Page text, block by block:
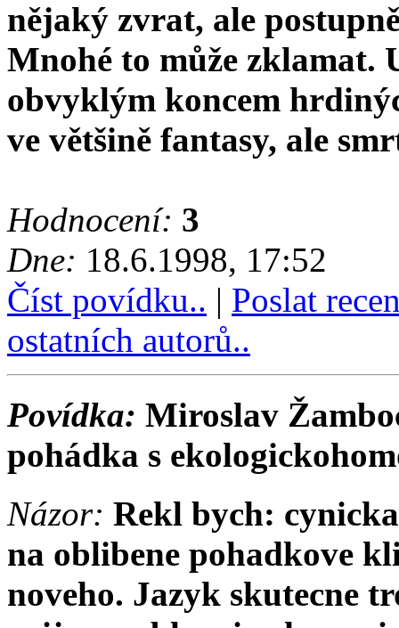
nějaký zvrat, ale
Mnohé to může zklamat.
obvyklým koncem
ve většině fantasy, ale
Hodnocení: 3
Dne: 18.6.1998, 17:52
Číst povídku.. | Poslat
ostatních autorů..
Povídka: Miroslav
pohádka s
Názor: Rekl bych:
na oblibene pohadkove
noveho. Jazyk skutecne